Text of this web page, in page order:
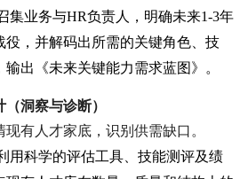
集业务与HR负责人，明确未来1-3年
役，并解码出所需的关键角色、技
出《未来关键能力需求蓝图》。
洞察与诊断）
有人才家底，识别供需缺口。
用科学的评估工具、技能测评及绩